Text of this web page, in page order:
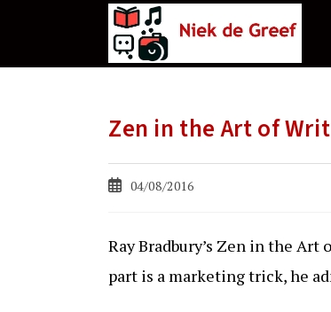
Zen in the Art of
Bericht04/08/2016
Ray Bradbury’s Zen in the
part is a marketing trick, he